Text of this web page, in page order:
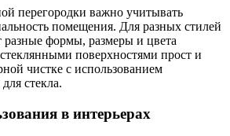
перегородки важно учитывать
помещения. Для разных стилей
формы, размеры и цвета
поверхностями прост и
чистке с использованием
стекла.
в интерьерах